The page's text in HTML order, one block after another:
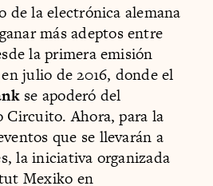
de la electrónica alemana
más adeptos entre
la primera emisión
en julio de 2016, donde el
se apoderó del
Circuito. Ahora, para la
que se llevarán a
la iniciativa organizada
Mexiko en